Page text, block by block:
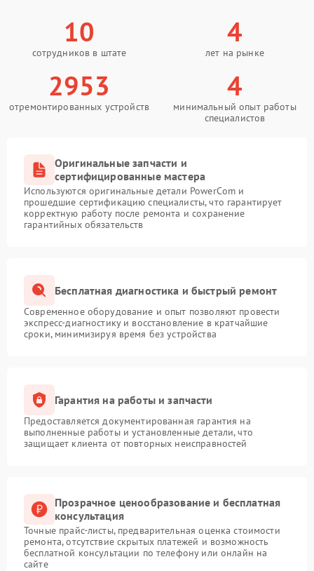
10
сотрудников в штате
4
лет на рынке
2953
отремонтированных устройств
4
минимальный опыт работы
специалистов
Оригинальные запчасти и
сертифицированные мастера
Используются оригинальные детали PowerCom и
прошедшие сертификацию специалисты, что гарантирует
корректную работу после ремонта и сохранение
гарантийных обязательств
Бесплатная диагностика и быстрый ремонт
Современное оборудование и опыт позволяют провести
экспресс-диагностику и восстановление в кратчайшие
сроки, минимизируя время без устройства
Гарантия на работы и запчасти
Предоставляется документированная гарантия на
выполненные работы и установленные детали, что
защищает клиента от повторных неисправностей
Прозрачное ценообразование и бесплатная
консультация
Точные прайс-листы, предварительная оценка стоимости
ремонта, отсутствие скрытых платежей и возможность
бесплатной консультации по телефону или онлайн на
сайте